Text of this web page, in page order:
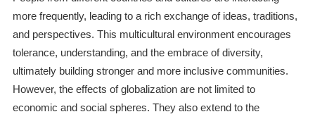
more frequently, leading to a rich exchange of ideas, traditions,
and perspectives. This multicultural environment encourages
tolerance, understanding, and the embrace of diversity,
ultimately building stronger and more inclusive communities.
However, the effects of globalization are not limited to
economic and social spheres. They also extend to the